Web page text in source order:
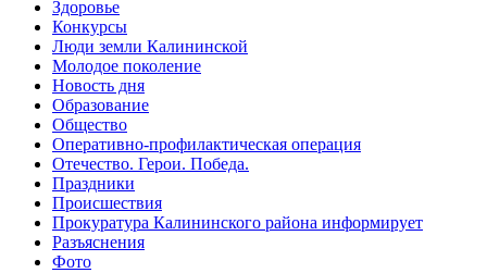
Здоровье
Конкурсы
Люди земли Калининской
Молодое поколение
Новость дня
Образование
Общество
Оперативно-профилактическая операция
Отечество. Герои. Победа.
Праздники
Происшествия
Прокуратура Калининского района информирует
Разъяснения
Фото